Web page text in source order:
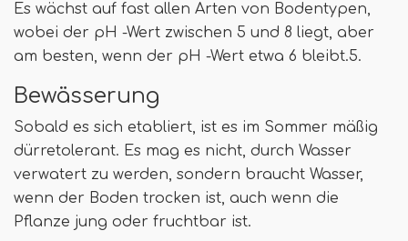
Es wächst auf fast allen Arten von Bodentypen,
wobei der pH -Wert zwischen 5 und 8 liegt, aber
am besten, wenn der pH -Wert etwa 6 bleibt.5.
Bewässerung
Sobald es sich etabliert, ist es im Sommer mäßig
dürretolerant. Es mag es nicht, durch Wasser
verwatert zu werden, sondern braucht Wasser,
wenn der Boden trocken ist, auch wenn die
Pflanze jung oder fruchtbar ist.